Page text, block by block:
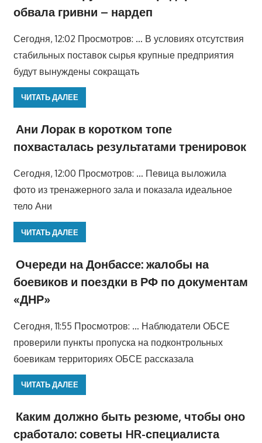
обвала гривни – нардеп
Сегодня, 12:02 Просмотров: … В условиях отсутствия
стабильных поставок сырья крупные предприятия
будут вынуждены сокращать
ЧИТАТЬ ДАЛЕЕ
Ани Лорак в коротком топе
похвасталась результатами тренировок
Сегодня, 12:00 Просмотров: … Певица выложила
фото из тренажерного зала и показала идеальное
тело Ани
ЧИТАТЬ ДАЛЕЕ
Очереди на Донбассе: жалобы на
боевиков и поездки в РФ по документам
«ДНР»
Сегодня, 11:55 Просмотров: … Наблюдатели ОБСЕ
проверили пункты пропуска на подконтрольных
боевикам территориях ОБСЕ рассказала
ЧИТАТЬ ДАЛЕЕ
Каким должно быть резюме, чтобы оно
сработало: советы HR-специалиста